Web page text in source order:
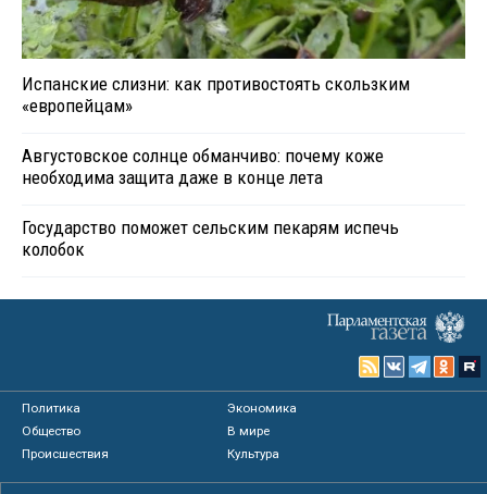
Испанские слизни: как противостоять скользким
«европейцам»
Августовское солнце обманчиво: почему коже
необходима защита даже в конце лета
Государство поможет сельским пекарям испечь
колобок
Политика
Экономика
Общество
В мире
Происшествия
Культура